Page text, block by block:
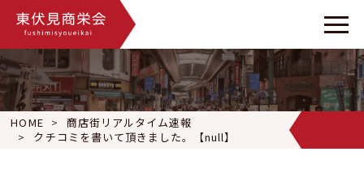
HOME
商店街リアルタイム速報
クチコミを書いて頂きました。【null】